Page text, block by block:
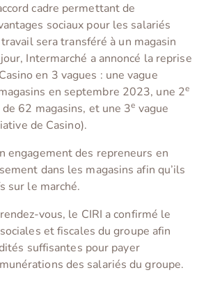
cadre permettant de
sociaux pour les salariés
sera transféré à un magasin
Intermarché a annoncé la reprise
en 3 vagues : une vague
en septembre 2023, une 2e
de 62 magasins, et une 3e vague
de Casino).
engagement des repreneurs en
dans les magasins afin qu’ils
sur le marché.
vous, le CIRI a confirmé le
et fiscales du groupe afin
suffisantes pour payer
des salariés du groupe.